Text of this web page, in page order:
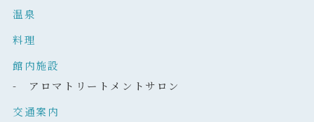
温泉
料理
館内施設
- アロマトリートメントサロン
交通案内